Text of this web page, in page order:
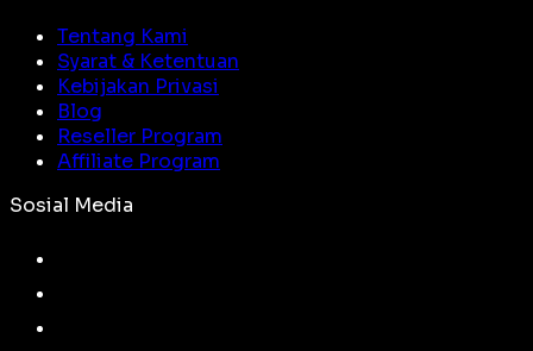
Tentang Kami
Syarat & Ketentuan
Kebijakan Privasi
Blog
Reseller Program
Affiliate Program
Sosial Media